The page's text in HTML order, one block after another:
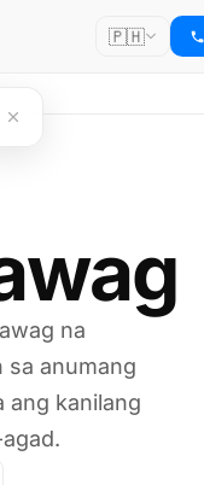
🇵🇭
na
sa anumang
ang kanilang